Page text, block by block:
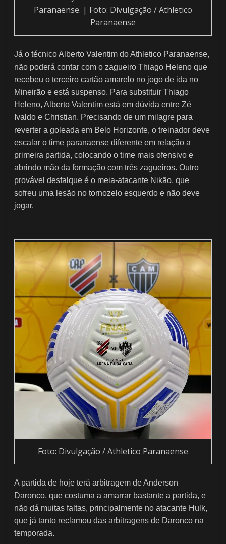
Paranaense. | Foto: Divulgação / Athletico
Paranaense
Já o técnico Alberto Valentim do Athletico Paranaense,
não poderá contar com o zagueiro Thiago Heleno que
recebeu o terceiro cartão amarelo no jogo de ida no
Mineirão e está suspenso. Para substituir Thiago
Heleno, Alberto Valentim está em dúvida entre Zé
Ivaldo e Christian. Precisando de um milagre para
reverter a goleada em Belo Horizonte, o treinador deve
escalar o time paranaense diferente em relação a
primeira partida, colocando o time mais ofensivo e
abrindo mão da formação com três zagueiros. Outro
provável desfalque é o meia-atacante Nikão, que
sofreu uma lesão no tornozelo esquerdo e não deve
jogar.
Foto: Divulgação / Athletico Paranaense
A partida de hoje terá arbitragem de Anderson
Daronco, que costuma a amarrar bastante a partida, e
não dá muitas faltas, principalmente no atacante Hulk,
que já tanto reclamou das arbitragens de Daronco na
temporada.